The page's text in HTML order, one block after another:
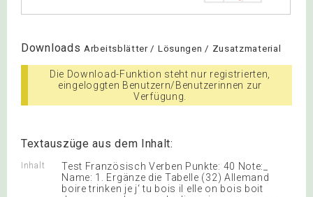
Downloads Arbeitsblätter / Lösungen / Zusatzmaterial
Die Download-Funktion steht nur registrierten,
eingeloggten Benutzern/Benutzerinnen zur
Verfügung.
Textauszüge aus dem Inhalt:
Inhalt
Test Französisch Verben Punkte: 40 Note:_
Name: 1. Ergänze die Tabelle (32) Allemand
boire trinken je j‘ tu bois il elle on bois boit